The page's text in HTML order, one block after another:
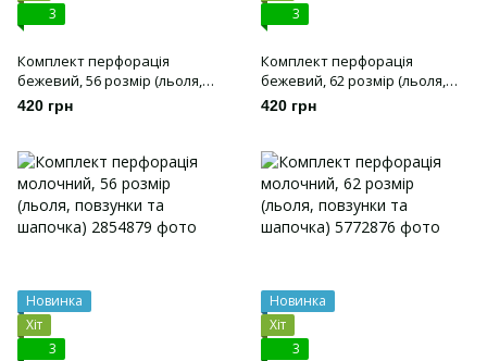
3
Комплект перфорація
бежевий, 56 розмір (льоля,
повзунки та шапочка)
420 грн
3
Комплект перфорація
бежевий, 62 розмір (льоля,
повзунки та шапочка)
420 грн
Новинка
Хіт
3
Новинка
Хіт
3